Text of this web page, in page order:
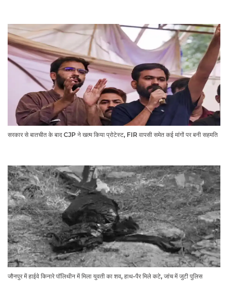
सरकार से बातचीत के बाद CJP ने खत्म किया प्रोटेस्ट, FIR वापसी समेत कई मांगों पर बनी सहमति
जौनपुर में हाईवे किनारे पॉलिथीन में मिला युवती का शव, हाथ-पैर मिले कटे, जांच में जुटी पुलिस